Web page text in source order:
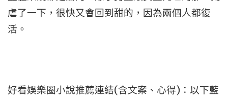
虐了一下，很快又會回到甜的，因為兩個人都復
活。
好看娛樂圈小說推薦連結(含文案、心得)：以下藍